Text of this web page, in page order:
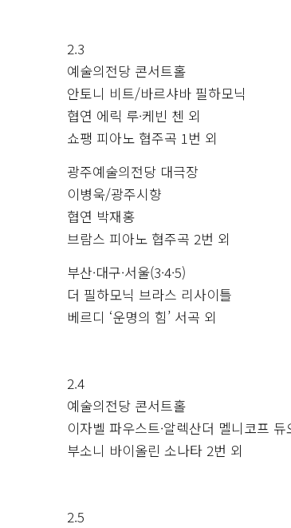
2.3
예술의전당 콘서트홀
안토니 비트/바르샤바 필하모닉
협연 에릭 루·케빈 첸 외
쇼팽 피아노 협주곡 1번 외
광주예술의전당 대극장
이병욱/광주시향
협연 박재홍
브람스 피아노 협주곡 2번 외
부산·대구·서울(3·4·5)
더 필하모닉 브라스 리사이틀
베르디 ‘운명의 힘’ 서곡 외
2.4
예술의전당 콘서트홀
이자벨 파우스트·알렉산더 멜니코프
부소니 바이올린 소나타 2번 외
2.5